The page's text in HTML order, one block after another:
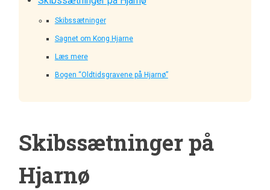
Skibssætninger
Sagnet om Kong Hjarne
Læs mere
Bogen “Oldtidsgravene på Hjarnø”
Skibssætninger på
Hjarnø